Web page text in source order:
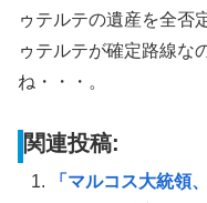
ゥテルテの遺産を全否
ゥテルテが確定路線な
ね・・・。
関連投稿:
「マルコス大統領